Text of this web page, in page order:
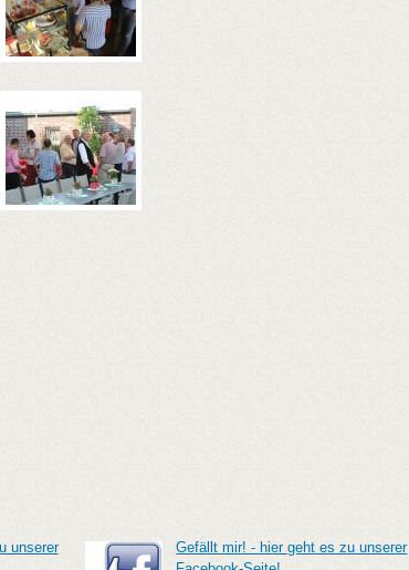
unserer
Gefällt mir! - hier geht es zu unserer